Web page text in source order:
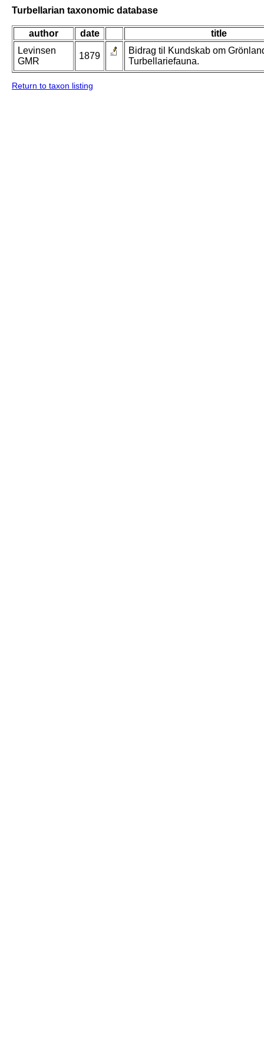
Turbellarian taxonomic database
author date
title
Levinsen
GMR
1879
Bidrag til Kundskab om
Turbellariefauna.
Return to taxon listing